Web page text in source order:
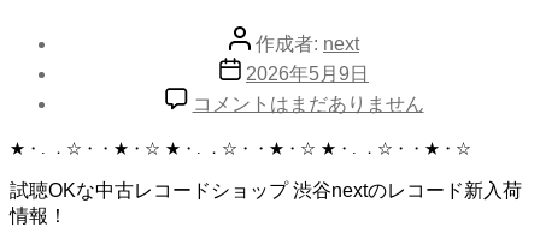
投
稿
者
作成者: next
投
稿
日
2026年5月9日
再
盤/
ー
コメントはまだありません
★・. ．☆・・★・☆ ★・. ．☆・・★・☆ ★・. ．☆・・★・☆
試聴OKな中古レコードショップ 渋谷nextのレコード新入荷
情報！